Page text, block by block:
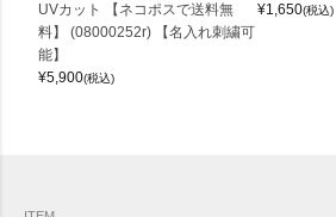
UVカット 【ネコポスで送料無
料】 (08000252r) 【名入れ刺繍可
能】
¥5,900(税込)
¥1,650(税込)